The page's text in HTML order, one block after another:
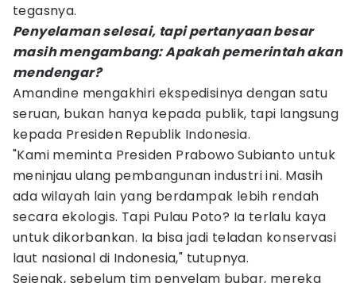
tegasnya.
Penyelaman selesai, tapi pertanyaan besar
masih mengambang: Apakah pemerintah akan
mendengar?
Amandine mengakhiri ekspedisinya dengan satu
seruan, bukan hanya kepada publik, tapi langsung
kepada Presiden Republik Indonesia.
"Kami meminta Presiden Prabowo Subianto untuk
meninjau ulang pembangunan industri ini. Masih
ada wilayah lain yang berdampak lebih rendah
secara ekologis. Tapi Pulau Poto? Ia terlalu kaya
untuk dikorbankan. Ia bisa jadi teladan konservasi
laut nasional di Indonesia," tutupnya.
Sejenak, sebelum tim penyelam bubar, mereka